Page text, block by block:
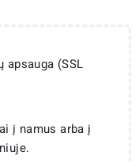
apsauga (SSL
į namus arba į